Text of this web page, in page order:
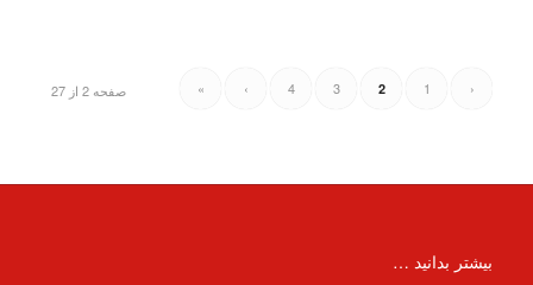
صفحه 2 از 27 ‹
1
2
3
4
›
»
بیشتر بدانید …